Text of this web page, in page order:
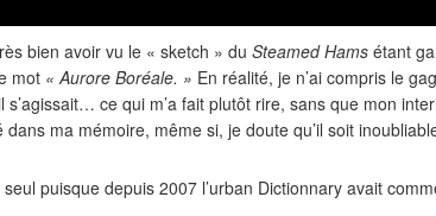
bien avoir vu le « sketch » du Steamed Hams étant
mot « Aurore Boréale. » En réalité, je n’ai compris le
s’agissait… ce qui m’a fait plutôt rire, sans que mon
ma mémoire, même si, je doute qu’il soit
puisque depuis 2007 l’urban Dictionnary avait